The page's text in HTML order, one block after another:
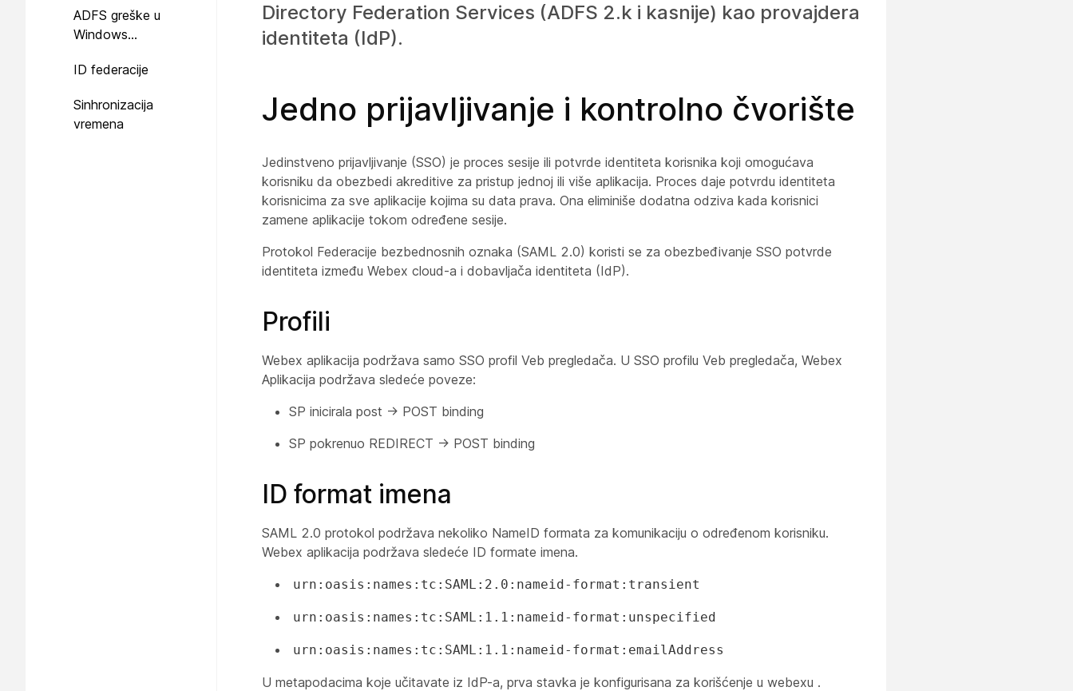
ADFS greške u
Windows
ID federacije
Sinhronizacija
vremena
Directory Federation Services (ADFS 2.k i kasnije) kao provajdera
identiteta (IdP).
Jedno prijavljivanje i kontrolno čvorište
Jedinstveno prijavljivanje (SSO) je proces sesije ili potvrde identiteta korisnika koji omogućava
korisniku da obezbedi akreditive za pristup jednoj ili više aplikacija. Proces daje potvrdu identiteta
korisnicima za sve aplikacije kojima su data prava. Ona eliminiše dodatna odziva kada korisnici
zamene aplikacije tokom određene sesije.
Protokol Federacije bezbednosnih oznaka (SAML 2.0) koristi se za obezbeđivanje SSO potvrde
identiteta između Webex cloud-a i dobavljača identiteta (IdP).
Profili
Webex aplikacija podržava samo SSO profil Veb pregledača. U SSO profilu Veb pregledača, Webex
Aplikacija podržava sledeće poveze:
SP inicirala post -> POST binding
SP pokrenuo REDIRECT -> POST binding
ID format imena
SAML 2.0 protokol podržava nekoliko NameID formata za komunikaciju o određenom korisniku.
Webex aplikacija podržava sledeće ID formate imena.
urn:oasis:names:tc:SAML:2.0:nameid-format:transient
urn:oasis:names:tc:SAML:1.1:nameid-format:unspecified
urn:oasis:names:tc:SAML:1.1:nameid-format:emailAddress
U metapodacima koje učitavate iz IdP-a, prva stavka je konfigurisana za korišćenje u webexu .